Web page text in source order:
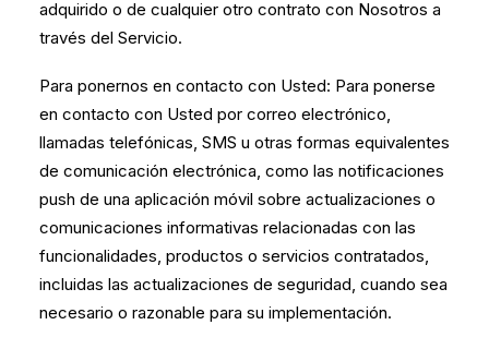
adquirido o de cualquier otro contrato con Nosotros a
través del Servicio.
Para ponernos en contacto con Usted: Para ponerse
en contacto con Usted por correo electrónico,
llamadas telefónicas, SMS u otras formas equivalentes
de comunicación electrónica, como las notificaciones
push de una aplicación móvil sobre actualizaciones o
comunicaciones informativas relacionadas con las
funcionalidades, productos o servicios contratados,
incluidas las actualizaciones de seguridad, cuando sea
necesario o razonable para su implementación.